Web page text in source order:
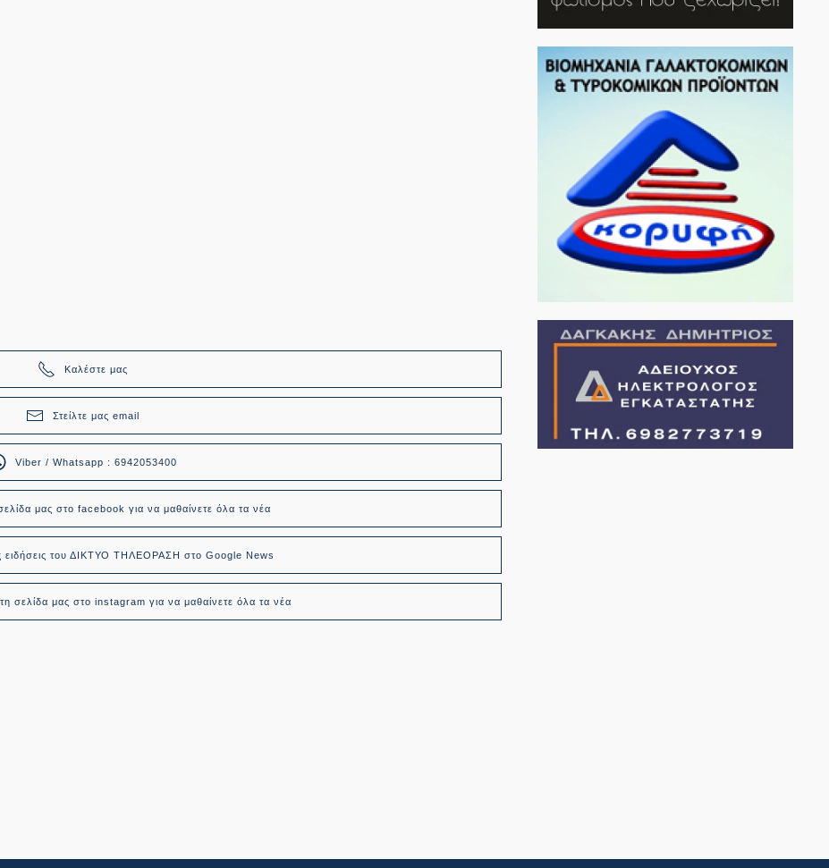
Καλέστε μας
Στείλτε μας email
Viber / Whatsapp : 6942053400
μας στο facebook για να μαθαίνετε όλα τα νέα
ειδήσεις του ΔΙΚΤΥΟ ΤΗΛΕΟΡΑΣΗ στο Google News
σελίδα μας στο instagram για να μαθαίνετε όλα τα νέα